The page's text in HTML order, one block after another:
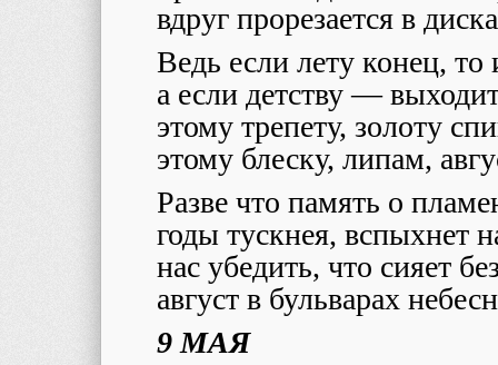
вдруг прорезается в
Ведь если лету конец, то
а если детству —
этому трепету, золоту
этому блеску, липам,
Разве что память о
годы тускнея, вспыхнет
нас убедить, что сияет
август в бульварах
9 МАЯ